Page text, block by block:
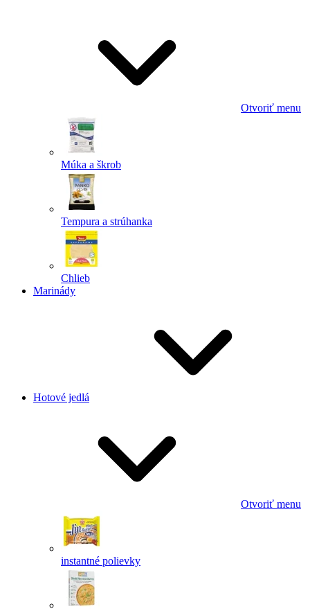
Otvoriť menu
Múka a škrob
Tempura a strúhanka
Chlieb
Marinády
Hotové jedlá
Otvoriť menu
instantné polievky
Powered by chaterimo